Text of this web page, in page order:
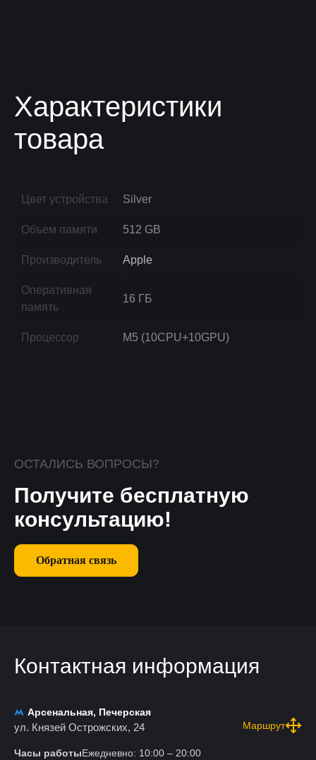
Характеристики
товара
Цвет устройства Silver
Объем памяти 512 GB
Производитель Apple
Оперативная
память
16 ГБ
Процессор M5 (10CPU+10GPU)
ОСТАЛИСЬ ВОПРОСЫ?
Получите бесплатную
консультацию!
Обратная связь
Контактная информация
Арсенальная, Печерская
ул. Князей Острожских, 24 Маршрут
Часы работыЕжедневно: 10:00 – 20:00